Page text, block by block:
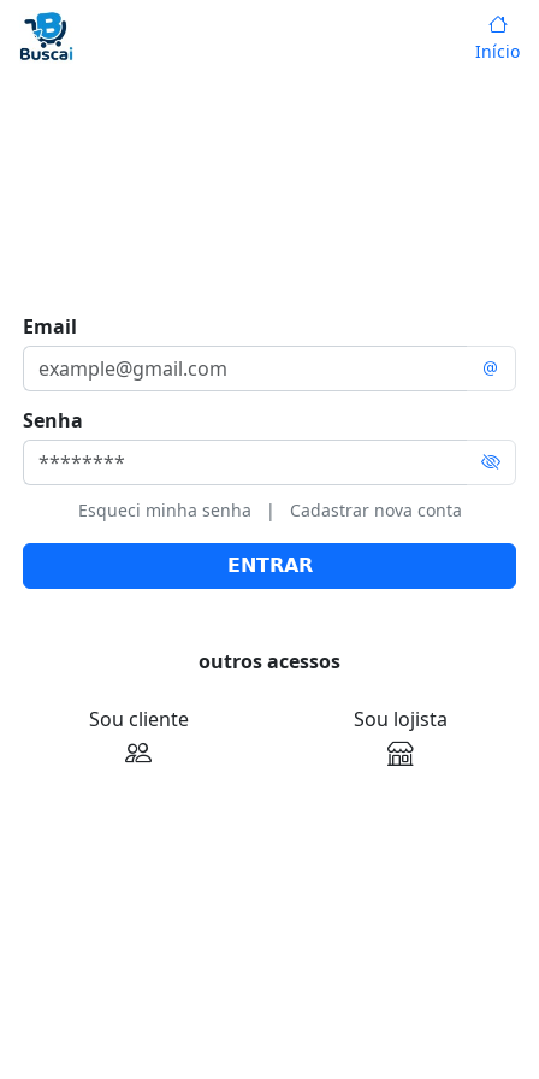
Início
Email
Senha
Esqueci minha senha | Cadastrar nova conta
ENTRAR
outros acessos
Sou cliente Sou lojista